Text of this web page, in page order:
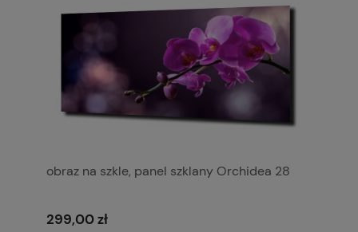
obraz na szkle, panel szklany Orchidea 28
299,00 zł